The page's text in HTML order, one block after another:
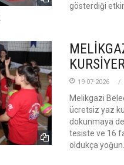
gösterdiği
19-07-2026
Melikgazi
ücretsiz yaz
dokunmaya
tesiste ve 16
oldukça